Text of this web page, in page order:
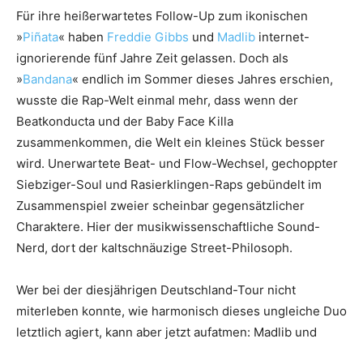
Für ihre heißerwartetes Follow-Up zum ikonischen
»Piñata« haben Freddie Gibbs und Madlib internet-
ignorierende fünf Jahre Zeit gelassen. Doch als
»Bandana« endlich im Sommer dieses Jahres erschien,
wusste die Rap-Welt einmal mehr, dass wenn der
Beatkonducta und der Baby Face Killa
zusammenkommen, die Welt ein kleines Stück besser
wird. Unerwartete Beat- und Flow-Wechsel, gechoppter
Siebziger-Soul und Rasierklingen-Raps gebündelt im
Zusammenspiel zweier scheinbar gegensätzlicher
Charaktere. Hier der musikwissenschaftliche Sound-
Nerd, dort der kaltschnäuzige Street-Philosoph.
Wer bei der diesjährigen Deutschland-Tour nicht
miterleben konnte, wie harmonisch dieses ungleiche Duo
letztlich agiert, kann aber jetzt aufatmen: Madlib und